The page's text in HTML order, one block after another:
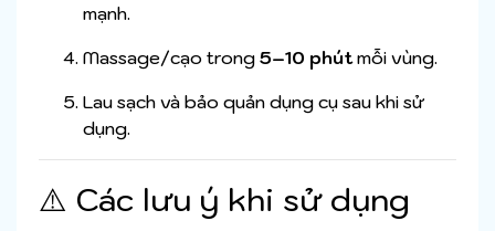
mạnh.
Massage/cạo trong 5–10 phútmỗi vùng.
Lau sạch và bảo quản dụng cụ sau khi sử
dụng.
⚠️ Các lưu ý khi sử dụng